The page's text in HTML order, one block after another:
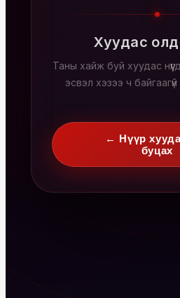
Хуудас
Таны хайж буй хуудас
эсвэл хэзээ ч
← Нүүр
буцах